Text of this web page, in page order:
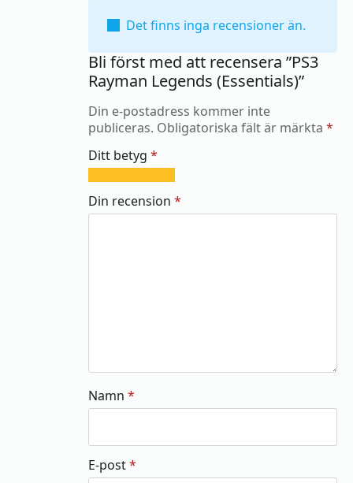
Det finns inga recensioner än.
Bli först med att recensera ”PS3
Rayman Legends (Essentials)”
Din e-postadress kommer inte
publiceras. Obligatoriska fält är märkta *
Ditt betyg *
av
5
5
5
av
5 5
Din recension *
Namn *
E-post*